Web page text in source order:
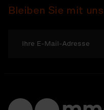
Bleiben Sie mit